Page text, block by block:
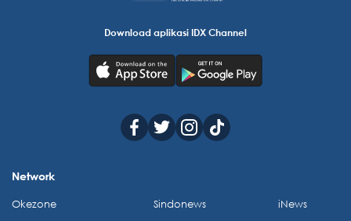
Download aplikasi IDX Channel
Network
Okezone Sindonews iNews